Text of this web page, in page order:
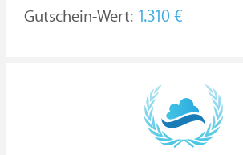
Gutschein-Wert: 1.310 €